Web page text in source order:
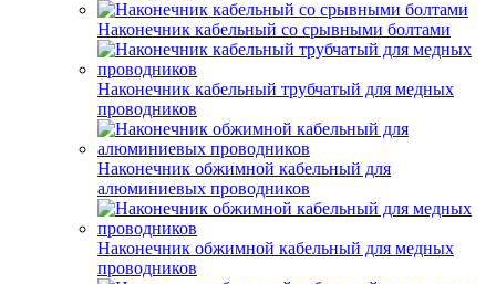
Наконечник кабельный со срывными болтами
Наконечник кабельный трубчатый для медных
проводников
Наконечник обжимной кабельный для
алюминиевых проводников
Наконечник обжимной кабельный для медных
проводников